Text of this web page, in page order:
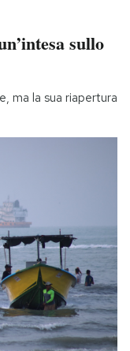
sullo
ma la sua riapertura